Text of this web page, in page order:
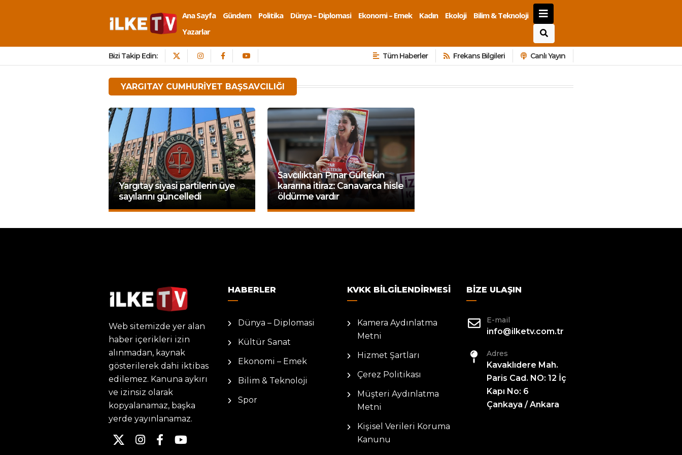
Ana Sayfa Gündem Politika Dünya – Diplomasi Ekonomi – Emek Kadın Ekoloji
Bilim & Teknoloji
Yazarlar
Bizi Takip Edin: Tüm Haberler Frekans Bilgileri Canlı Yayın
YARGITAY CUMHURIYET BAŞSAVCILIĞI
Yargıtay siyasi partilerin üye
sayılarını güncelledi
Savcılıktan Pınar Gültekin
kararına itiraz: Canavarca hisle
öldürme vardır
Web sitemizde yer alan
haber içerikleri izin
alınmadan, kaynak
gösterilerek dahi iktibas
edilemez. Kanuna aykırı
ve izinsiz olarak
kopyalanamaz, başka
yerde yayınlanamaz.
HABERLER
Dünya – Diplomasi
Kültür Sanat
Ekonomi – Emek
Bilim & Teknoloji
Spor
KVKK BILGILENDIRMESI
Kamera Aydınlatma
Metni
Hizmet Şartları
Çerez Politikası
Müşteri Aydınlatma
Metni
Kişisel Verileri Koruma
Kanunu
BIZE ULAŞIN
E-mail
info@ilketv.com.tr
Adres
Kavaklıdere Mah.
Paris Cad. NO: 12 İç
Kapı No: 6
Çankaya / Ankara